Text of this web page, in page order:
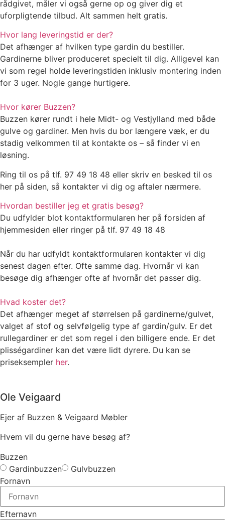
rådgivet, måler vi også gerne op og giver dig et
uforpligtende tilbud. Alt sammen helt gratis.
Hvor lang leveringstid er der?
Det afhænger af hvilken type gardin du bestiller.
Gardinerne bliver produceret specielt til dig. Alligevel kan
vi som regel holde leveringstiden inklusiv montering inden
for 3 uger. Nogle gange hurtigere.
Hvor kører Buzzen?
Buzzen kører rundt i hele Midt- og Vestjylland med både
gulve og gardiner. Men hvis du bor længere væk, er du
stadig velkommen til at kontakte os – så finder vi en
løsning.
Ring til os på tlf. 97 49 18 48 eller skriv en besked til os
her på siden, så kontakter vi dig og aftaler nærmere.
Hvordan bestiller jeg et gratis besøg?
Du udfylder blot kontaktformularen her på forsiden af
hjemmesiden eller ringer på tlf. 97 49 18 48
Når du har udfyldt kontaktformularen kontakter vi dig
senest dagen efter. Ofte samme dag. Hvornår vi kan
besøge dig afhænger ofte af hvornår det passer dig.
Hvad koster det?
Det afhænger meget af størrelsen på gardinerne/gulvet,
valget af stof og selvfølgelig type af gardin/gulv. Er det
rullegardiner er det som regel i den billigere ende. Er det
plisségardiner kan det være lidt dyrere. Du kan se
priseksempler her.
Ole Veigaard
Ejer af Buzzen & Veigaard Møbler
Hvem vil du gerne have besøg af?
Buzzen
Gardinbuzzen
Gulvbuzzen
Fornavn
Efternavn